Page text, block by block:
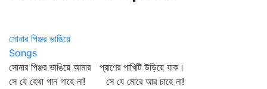
সোনার পিঞ্জর ভাঙিয়ে
Songs
সোনার পিঞ্জর ভাঙিয়ে আমার প্রাণের পাখিটি উড়িয়ে যাক।
সে যে হেথা গান গাহে না! সে যে মোরে আর চাহে না!